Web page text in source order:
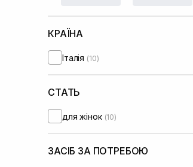
КРАЇНА
Італія (10)
СТАТЬ
для жінок (10)
ЗАСІБ ЗА ПОТРЕБОЮ